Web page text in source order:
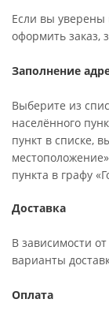
Если вы уверены
оформить заказ,
Заполнение
Выберите из
населённого
пункт в списке,
пункта в графу
Доставка
В зависимости
варианты
Оплата